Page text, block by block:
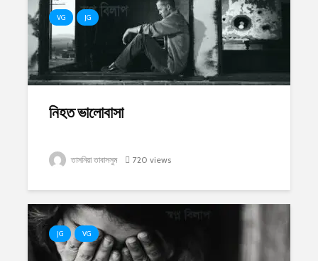
VG JG
নিহত ভালোবাসা
তাসনিয়া তাবাসসুম 720 views
JG VG